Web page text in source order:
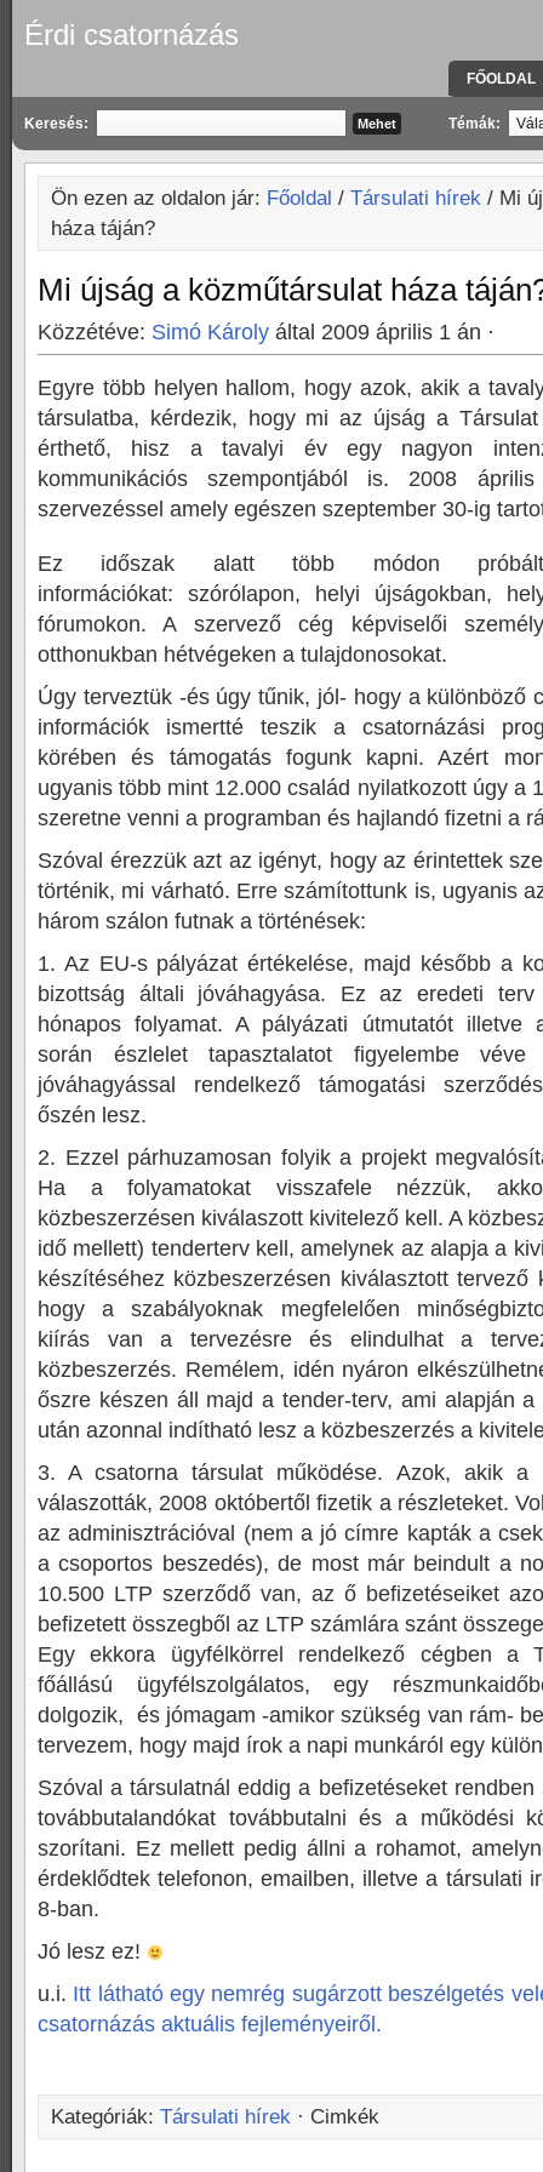
Érdi csatornázás
FŐOLDAL
Keresés: Témák:
Ön ezen az oldalon jár: Főoldal / Társulati hírek / Mi
háza táján?
Mi újság a közműtársulat háza
Közzétéve: Simó Károly által 2009 április 1 án ·
Egyre több helyen hallom, hogy azok, akik a
társulatba, kérdezik, hogy mi az újság a
érthető, hisz a tavalyi év egy nagyon
kommunikációs szempontjából is. 2008
szervezéssel amely egészen szeptember 30-ig
Ez időszak alatt több módon
információkat: szórólapon, helyi újságokban,
fórumokon. A szervező cég képviselői
otthonukban hétvégeken a tulajdonosokat.
Úgy terveztük -és úgy tűnik, jól- hogy a különböző
információk ismertté teszik a csatornázási
körében és támogatás fogunk kapni. Azért
ugyanis több mint 12.000 család nyilatkozott úgy a
szeretne venni a programban és hajlandó fizetni a
Szóval érezzük azt az igényt, hogy az érintettek
történik, mi várható. Erre számítottunk is, ugyanis
három szálon futnak a történések:
1. Az EU-s pályázat értékelése, majd később a
bizottság általi jóváhagyása. Ez az eredeti
hónapos folyamat. A pályázati útmutatót illetve
során észlelet tapasztalatot figyelembe
jóváhagyással rendelkező támogatási
őszén lesz.
2. Ezzel párhuzamosan folyik a projekt
Ha a folyamatokat visszafele nézzük,
közbeszerzésen kiválaszott kivitelező kell. A
idő mellett) tenderterv kell, amelynek az alapja a
készítéséhez közbeszerzésen kiválasztott
hogy a szabályoknak megfelelően
kiírás van a tervezésre és elindulhat a
közbeszerzés. Remélem, idén nyáron
őszre készen áll majd a tender-terv, ami alapján a
után azonnal indítható lesz a közbeszerzés a
3. A csatorna társulat működése. Azok, akik a
válaszották, 2008 októbertől fizetik a részleteket.
az adminisztrációval (nem a jó címre kapták a
a csoportos beszedés), de most már beindult a
10.500 LTP szerződő van, az ő befizetéseiket
befizetett összegből az LTP számlára szánt
Egy ekkora ügyfélkörrel rendelkező cégben a
főállású ügyfélszolgálatos, egy
dolgozik, és jómagam -amikor szükség van rám-
tervezem, hogy majd írok a napi munkáról egy
Szóval a társulatnál eddig a befizetéseket
továbbutalandókat továbbutalni és a működési
szorítani. Ez mellett pedig állni a rohamot,
érdeklődtek telefonon, emailben, illetve a társulati
8-ban.
Jó lesz ez!
u.i. Itt látható egy nemrég sugárzott beszélgetés
csatornázás aktuális fejleményeiről.
Kategóriák: Társulati hírek · Cimkék